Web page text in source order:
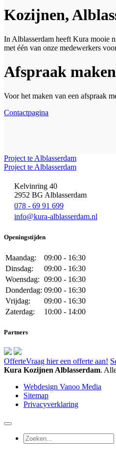
Kozijnen,
In Alblasserdam heeft Kura mooie
met één van onze medewerkers
Afspraak
Voor het maken van een afspraak
Contactpagina
Project te Alblasserdam
Project te Alblasserdam
Kelvinring 40
2952 BG Alblasserdam
078 - 69 91 699
info@kura-alblasserdam.nl
Openingstijden
Maandag:
09:00 - 16:30
Dinsdag:
09:00 - 16:30
Woensdag: 09:00 - 16:30
Donderdag: 09:00 - 16:30
Vrijdag:
09:00 - 16:30
Zaterdag:
10:00 - 14:00
Partners
OfferteVraag hier een offerte aan!
Kura Kozijnen Alblasserdam.
Webdesign Vanoo Media
Sitemap
Privacyverklaring